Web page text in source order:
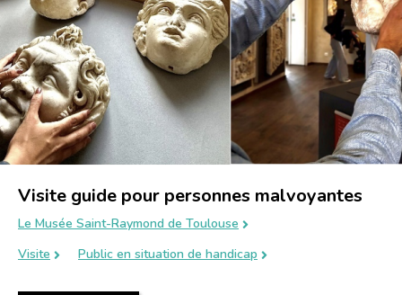
Visite guide pour personnes malvoyantes
Le Musée Saint-Raymond de Toulouse
Visite
Public en situation de handicap